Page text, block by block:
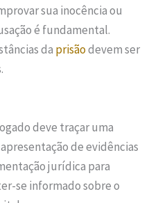
sua inocência ou
é fundamental.
da prisãodevem ser
deve traçar uma
de evidências
jurídica para
se informado sobre o